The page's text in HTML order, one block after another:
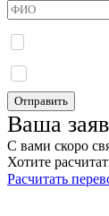
Отправить
Ваша
С вами скоро
Хотите
Расчитать